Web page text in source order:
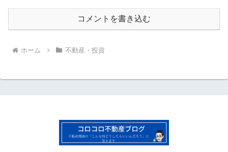
コメントを書き込む
ホーム 不動産・投資